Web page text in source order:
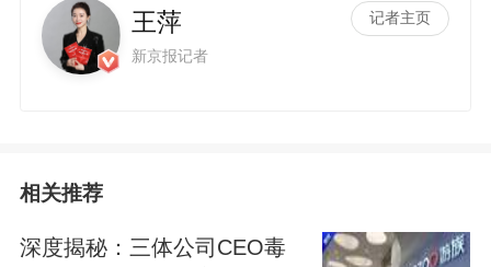
王萍
新京报记者
记者主页
相关推荐
深度揭秘：三体公司CEO毒